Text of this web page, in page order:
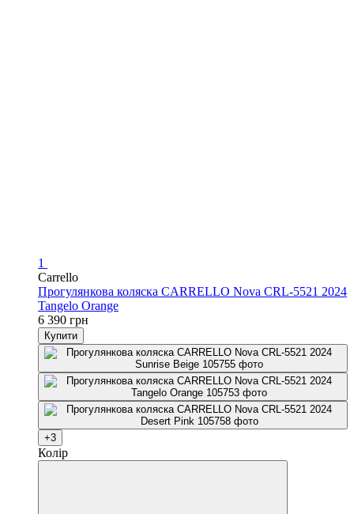
1
Carrello
Прогулянкова коляска CARRELLO Nova CRL-5521 2024
Tangelo Orange
6 390 грн
Купити
+3
Колір